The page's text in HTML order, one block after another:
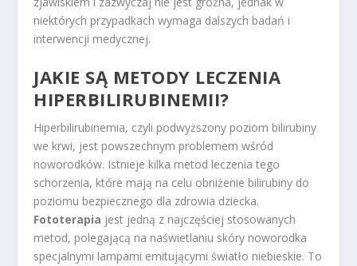
niektórych przypadkach wymaga dalszych badań i
interwencji medycznej.
JAKIE SĄ METODY LECZENIA
HIPERBILIRUBINEMII?
Hiperbilirubinemia, czyli podwyższony poziom bilirubiny
we krwi, jest powszechnym problemem wśród
noworodków. Istnieje kilka metod leczenia tego
schorzenia, które mają na celu obniżenie bilirubiny do
poziomu bezpiecznego dla zdrowia dziecka.
Fototerapia jest jedną z najczęściej stosowanych
metod, polegającą na naświetlaniu skóry noworodka
specjalnymi lampami emitującymi światło niebieskie. To